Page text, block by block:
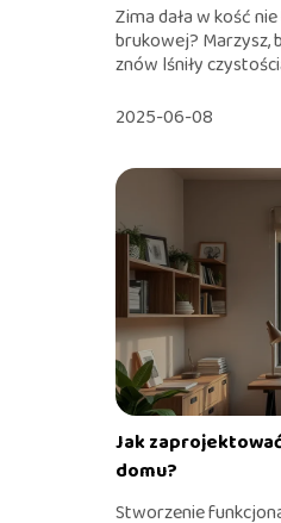
Zima dała w kość
brukowej? Marzysz,
znów lśniły
2025-06-08
Jak
domu?
Stworzenie